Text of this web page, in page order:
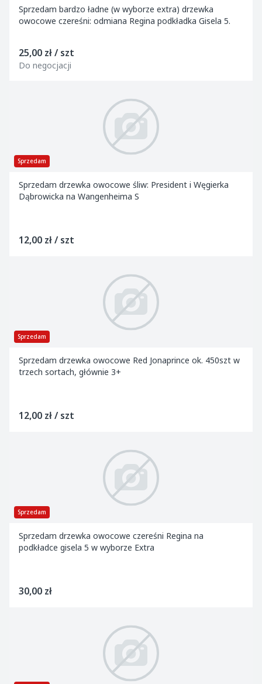
Sprzedam bardzo ładne (w wyborze extra) drzewka
owocowe czereśni: odmiana Regina podkładka Gisela 5.
25,00 zł / szt
Do negocjacji
Sprzedam
Sprzedam drzewka owocowe śliw: President i Węgierka
Dąbrowicka na Wangenheima S
12,00 zł / szt
Sprzedam
Sprzedam drzewka owocowe Red Jonaprince ok. 450szt w
trzech sortach, głównie 3+
12,00 zł / szt
Sprzedam
Sprzedam drzewka owocowe czereśni Regina na
podkładce gisela 5 w wyborze Extra
30,00 zł